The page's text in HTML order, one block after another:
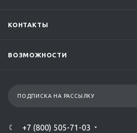
КОНТАКТЫ
ВОЗМОЖНОСТИ
ПОДПИСКА НА РАССЫЛКУ
+7 (800) 505-71-03